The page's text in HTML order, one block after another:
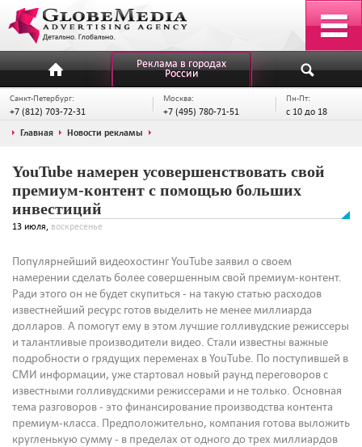
Реклама в городах
России
Санкт-Петербург:
+7 (812) 703-72-31
Москва:
+7 (495) 780-71-51
Пн-Пт:
с 10 до 18
Главная Новости рекламы
YouTube намерен усовершенствовать свой
премиум-контент с помощью больших
инвестиций
13 июля, воскресенье
Популярнейший видеохостинг YouTube заявил о своем
намерении сделать более совершенным свой премиум-контент.
Ради этого он не будет скупиться - на такую статью расходов
известнейший ресурс готов выделить не менее миллиарда
долларов. А помогут ему в этом лучшие голливудские режиссеры
и талантливые производители видео. Стали известны важные
подробности о грядущих переменах в YouTube. По поступившей в
СМИ информации, уже стартовал новый раунд переговоров с
известными голливудскими режиссерами и не только. Основная
тема разговоров - это финансирование производства контента
премиум-класса. Предположительно, компания готова выложить
кругленькую сумму - в пределах от одного до трех миллиардов